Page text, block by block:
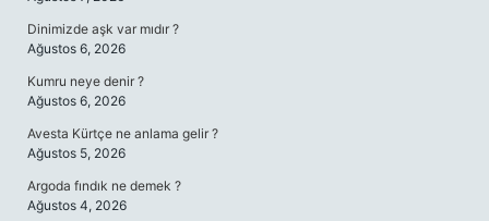
Dinimizde aşk var mıdır ?
Ağustos 6, 2026
Kumru neye denir ?
Ağustos 6, 2026
Avesta Kürtçe ne anlama gelir ?
Ağustos 5, 2026
Argoda fındık ne demek ?
Ağustos 4, 2026